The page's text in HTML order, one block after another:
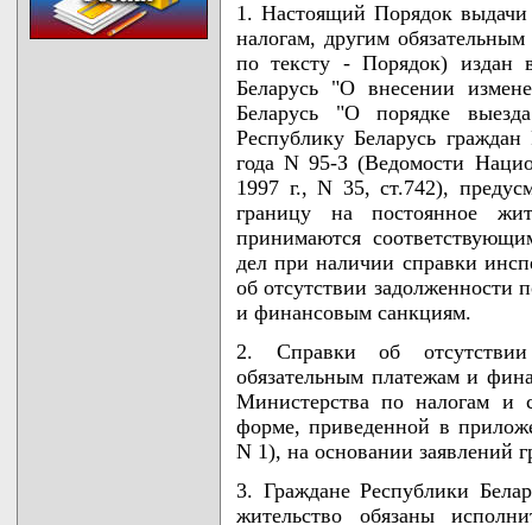
1. Настоящий Порядок выдачи
налогам, другим
по тексту - Порядок) издан
Беларусь "О внесении
Беларусь "О порядке
Республику Беларусь
года N 95-З (Ведомости
1997 г., N 35, ст.742),
границу на постоянное
принимаются
дел при наличии справки
об отсутствии задолженности
и финансовым санкциям.
2. Справки об
обязательным платежам и
Министерства по налогам и
форме, приведенной в
N 1), на основании заявлений
3. Граждане Республики
жительство обязаны